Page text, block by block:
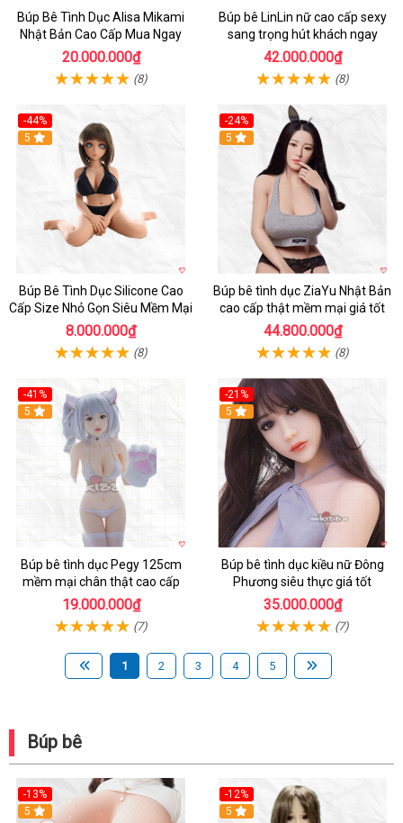
Búp Bê Tình Dục Alisa Mikami
Nhật Bản Cao Cấp Mua Ngay
20.000.000₫
(8)
Búp bê LinLin nữ cao cấp sexy
sang trọng hút khách ngay
42.000.000₫
(8)
-44%
Hot
5
Búp Bê Tình Dục Silicone Cao
Cấp Size Nhỏ Gọn Siêu Mềm Mại
8.000.000₫
(8)
-24%
Hot
5
Búp bê tình dục ZiaYu Nhật Bản
cao cấp thật mềm mại giá tốt
44.800.000₫
(8)
-41%
Hot
5
Búp bê tình dục Pegy 125cm
mềm mại chân thật cao cấp
19.000.000₫
(7)
-21%
Hot
5
Búp bê tình dục kiều nữ Đông
Phương siêu thực giá tốt
35.000.000₫
(7)
1 2 3 4 5
Búp bê
-13%
Hot
5
-12%
5